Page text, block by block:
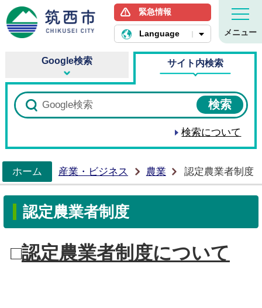
筑西市ホームページ
緊急情報
Language メニュー
Google検索 サイト内検索
検索について
ホーム
産業・ビジネス 農業 認定農業者制度
認定農業者制度
□認定農業者制度について